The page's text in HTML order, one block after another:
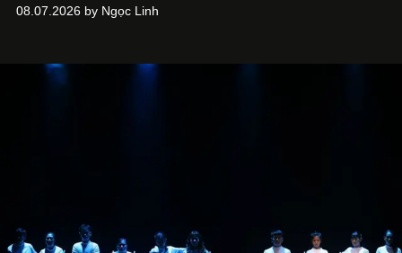
08.07.2026 by Ngọc Linh